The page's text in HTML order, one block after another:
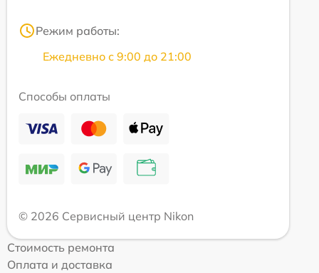
Режим работы:
Ежедневно с 9:00 до 21:00
Способы оплаты
© 2026 Сервисный центр Nikon
Стоимость ремонта
Оплата и доставка